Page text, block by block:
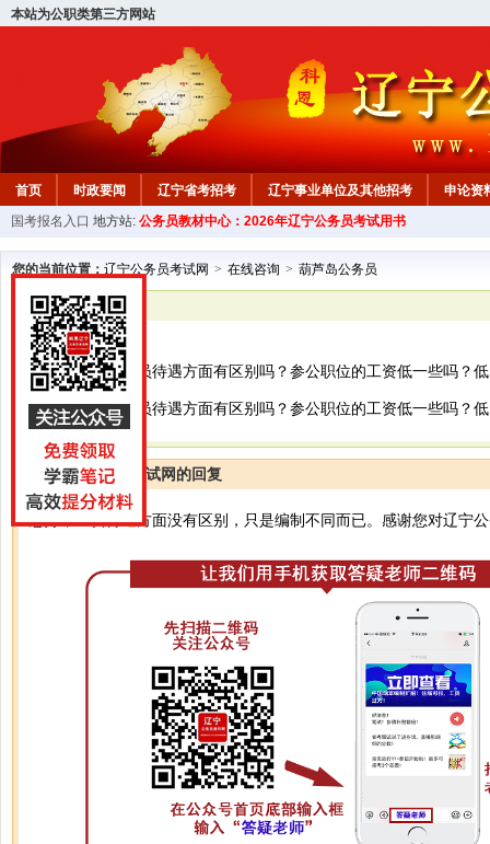
本站为公职类第三方网站
首页 时政要闻 辽宁省考招考 辽宁事业单位及其他招考 申论资
教材中心
国考报名入口 地方站: 公务员教材中心：2026年辽宁公务员考试用书
您的当前位置： 辽宁公务员考试网 > 在线咨询 > 葫芦岛公务员
已解决
葫芦岛公务员
参公职位和公务员待遇方面有区别吗？参公职位的工资低一些吗？
参公职位和公务员待遇方面有区别吗？参公职位的工资低一些吗？
辽宁公务员考试网的回复
您好，工资待遇方面没有区别，只是编制不同而已。感谢您对辽宁